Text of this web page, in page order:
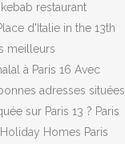
restaurant
d'Italie in the 13th
meilleurs
à Paris 16 Avec
adresses situées
sur Paris 13 ? Paris
Homes Paris